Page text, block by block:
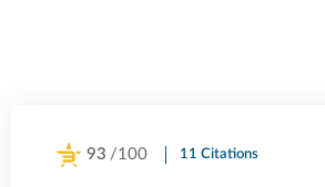
93 /100 11 Citations